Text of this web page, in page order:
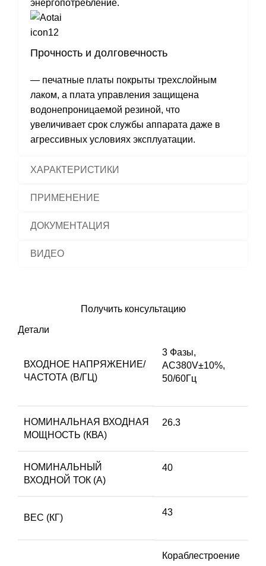
энергопотребление.
Прочность и долговечность
— печатные платы покрыты трехслойным
лаком, а плата управления защищена
водонепроницаемой резиной, что
увеличивает срок службы аппарата даже в
агрессивных условиях эксплуатации.
ХАРАКТЕРИСТИКИ
ПРИМЕНЕНИЕ
ДОКУМЕНТАЦИЯ
ВИДЕО
Получить консультацию
Детали
ВХОДНОЕ НАПРЯЖЕНИЕ/
ЧАСТОТА (В/ГЦ)
3 Фазы,
AC380V±10%,
50/60Гц
НОМИНАЛЬНАЯ ВХОДНАЯ
МОЩНОСТЬ (КВА)
26.3
НОМИНАЛЬНЫЙ
ВХОДНОЙ ТОК (A)
40
ВЕС (КГ)
43
Кораблестроение